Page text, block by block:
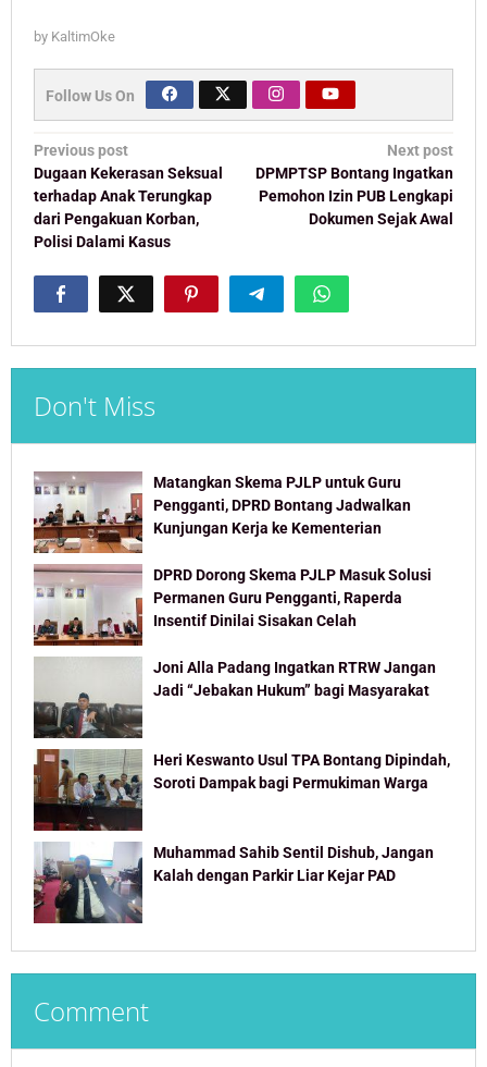
by KaltimOke
Follow Us On
Post
navigation
Previous post
Dugaan Kekerasan Seksual
terhadap Anak Terungkap
dari Pengakuan Korban,
Polisi Dalami Kasus
Next post
DPMPTSP Bontang Ingatkan
Pemohon Izin PUB Lengkapi
Dokumen Sejak Awal
Don't Miss
Matangkan Skema PJLP untuk Guru
Pengganti, DPRD Bontang Jadwalkan
Kunjungan Kerja ke Kementerian
DPRD Dorong Skema PJLP Masuk Solusi
Permanen Guru Pengganti, Raperda
Insentif Dinilai Sisakan Celah
Joni Alla Padang Ingatkan RTRW Jangan
Jadi “Jebakan Hukum” bagi Masyarakat
Heri Keswanto Usul TPA Bontang Dipindah,
Soroti Dampak bagi Permukiman Warga
Muhammad Sahib Sentil Dishub, Jangan
Kalah dengan Parkir Liar Kejar PAD
Comment